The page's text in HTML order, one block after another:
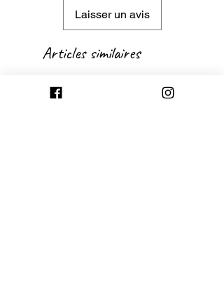
Laisser un avis
Articles similaires